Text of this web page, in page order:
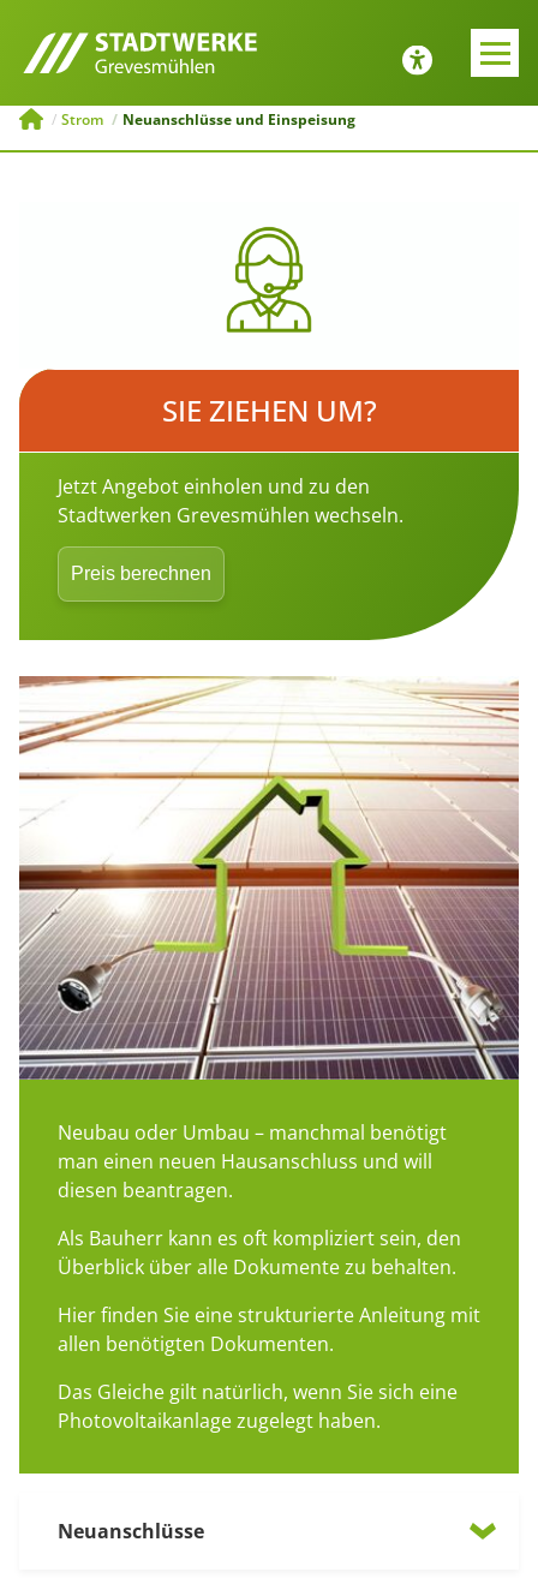
E-MOBILITÄT
Tipps zur Emobilität
Ladesäulenkonfigurator
Ladeinfrastruktur
Menü schließen
JOBS UND
AUSBILDUNG
Zurück
Strom Neuanschlüsse und Einspeisung
Neubau oder Umbau – manchmal benötigt
man einen neuen Hausanschluss und will
diesen beantragen.
Als Bauherr kann es oft kompliziert sein, den
Überblick über alle Dokumente zu behalten.
Hier finden Sie eine strukturierte Anleitung mit
allen benötigten Dokumenten.
Das Gleiche gilt natürlich, wenn Sie sich eine
Photovoltaikanlage zugelegt haben.
Neuanschlüsse
SIE ZIEHEN UM?
Jetzt Angebot einholen und zu den
Stadtwerken Grevesmühlen wechseln.
Preis berechnen